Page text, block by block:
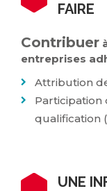
FAIRE
Contribuer
entreprises
Attribution
Participation
qualification
UNE